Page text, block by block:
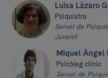
Luisa Lázaro
Psiquiatra
Servei de
Juvenil
Miquel Àngel
Psicòleg clínic
Servei de